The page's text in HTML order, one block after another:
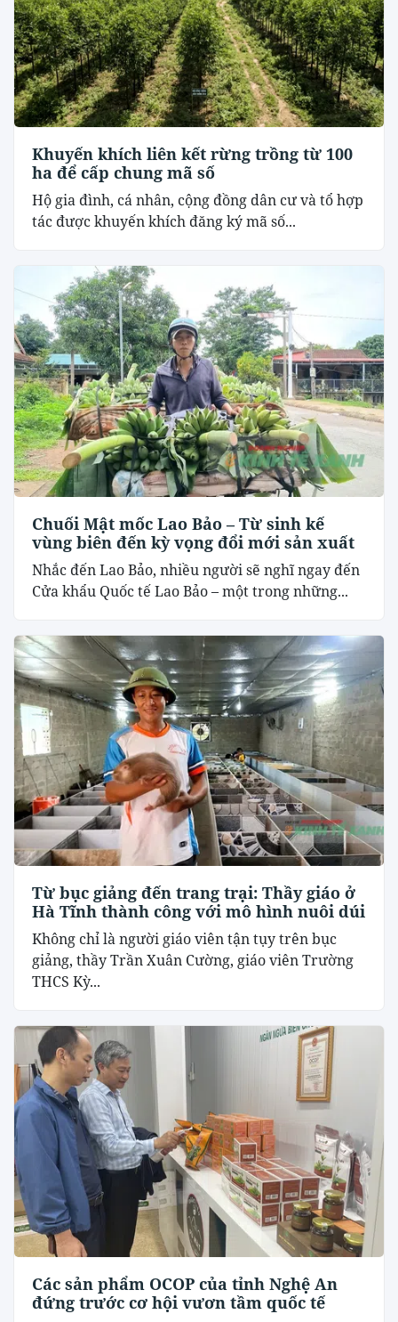
Khuyến khích liên kết rừng trồng từ 100
ha để cấp chung mã số
Hộ gia đình, cá nhân, cộng đồng dân cư và tổ hợp
tác được khuyến khích đăng ký mã số...
Chuối Mật mốc Lao Bảo – Từ sinh kế
vùng biên đến kỳ vọng đổi mới sản xuất
Nhắc đến Lao Bảo, nhiều người sẽ nghĩ ngay đến
Cửa khẩu Quốc tế Lao Bảo – một trong những...
Từ bục giảng đến trang trại: Thầy giáo ở
Hà Tĩnh thành công với mô hình nuôi dúi
Không chỉ là người giáo viên tận tụy trên bục
giảng, thầy Trần Xuân Cường, giáo viên Trường
THCS Kỳ...
Các sản phẩm OCOP của tỉnh Nghệ An
đứng trước cơ hội vươn tầm quốc tế